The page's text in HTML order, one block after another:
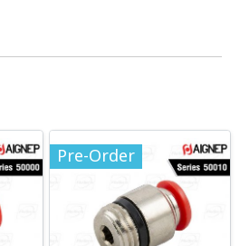
Pre-Order